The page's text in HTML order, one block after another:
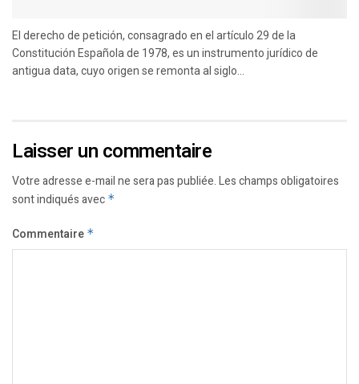
El derecho de petición, consagrado en el artículo 29 de la
Constitución Española de 1978, es un instrumento jurídico de
antigua data, cuyo origen se remonta al siglo...
Laisser un commentaire
Votre adresse e-mail ne sera pas publiée.Les champs obligatoires
sont indiqués avec *
Commentaire *